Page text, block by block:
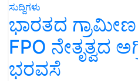
ಸುದ್ದಿಗಳು
ಭಾರತದ
FPO ನೇತೃತ್ವದ
ಭರವಸೆ